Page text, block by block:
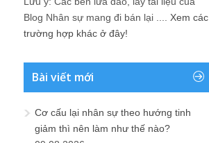
Blog Nhân sự mang đi bán lại .... Xem các
trường hợp khác ở đây!
Bài viết mới
Cơ cấu lại nhân sự theo hướng tinh
giảm thì nên làm như thế nào?